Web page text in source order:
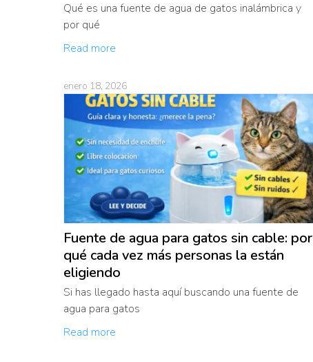
Qué es una fuente de agua de gatos inalámbrica y
por qué
Read more
enero 18, 2026
Fuente de agua para gatos sin cable: por
qué cada vez más personas la están
eligiendo
Si has llegado hasta aquí buscando una fuente de
agua para gatos
Read more